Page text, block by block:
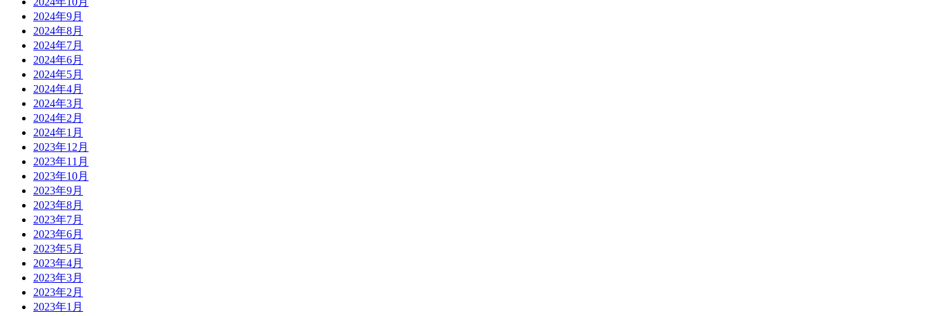
2024年9月
2024年8月
2024年7月
2024年6月
2024年5月
2024年4月
2024年3月
2024年2月
2024年1月
2023年12月
2023年11月
2023年10月
2023年9月
2023年8月
2023年7月
2023年6月
2023年5月
2023年4月
2023年3月
2023年2月
2023年1月